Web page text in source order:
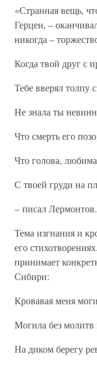
«Странная вещь,
Герцен, –
никогда –
Когда твой друг с
Тебе вверял толпу
Не знала ты
Что смерть его
Что голова,
С твоей груди на
– писал Лермонтов.
Тема изгнания и
его
принимает
Сибири:
Кровавая меня
Могила без молитв
На диком берегу